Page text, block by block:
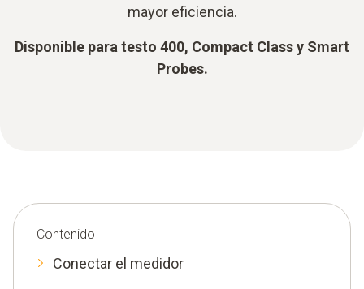
mayor eficiencia.
Disponible para testo 400, Compact Class y Smart
Probes.
Contenido
Conectar el medidor